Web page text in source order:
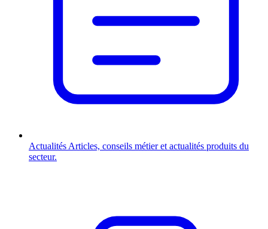
Actualités Articles, conseils métier et actualités produits du
secteur.